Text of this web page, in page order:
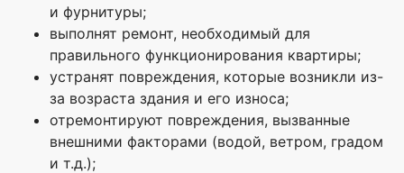
и фурнитуры;
выполнят ремонт, необходимый для
правильного функционирования квартиры;
устранят повреждения, которые возникли из-
за возраста здания и его износа;
отремонтируют повреждения, вызванные
внешними факторами (водой, ветром, градом
и т.д.);